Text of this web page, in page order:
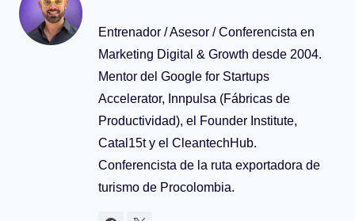
Entrenador / Asesor / Conferencista en
Marketing Digital & Growth desde 2004.
Mentor del Google for Startups
Accelerator, Innpulsa (Fábricas de
Productividad), el Founder Institute,
Catal15t y el CleantechHub.
Conferencista de la ruta exportadora de
turismo de Procolombia.